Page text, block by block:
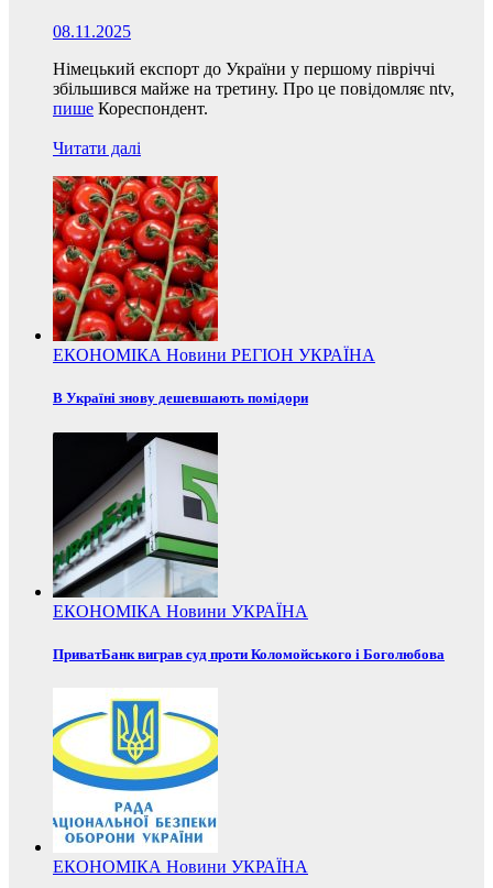
08.11.2025
Німецький експорт до України у першому півріччі
збільшився майже на третину. Про це повідомляє ntv,
пише Кореспондент.
Читати далі
ЕКОНОМІКА Новини РЕГІОН УКРАЇНА
В Україні знову дешевшають помідори
ЕКОНОМІКА Новини УКРАЇНА
ПриватБанк виграв суд проти Коломойського і Боголюбова
ЕКОНОМІКА Новини УКРАЇНА